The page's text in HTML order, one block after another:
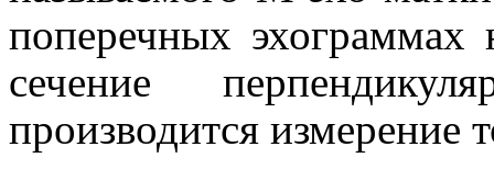
поперечных
сечение
производится измерение